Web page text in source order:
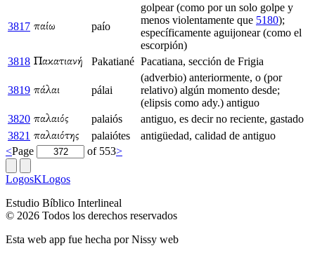
3817 παίω paío
golpear (como por un solo golpe y
menos violentamente que 5180);
específicamente aguijonear (como el
escorpión)
3818 Πακατιανή Pakatiané Pacatiana, sección de Frigia
3819 πάλαι pálai
(adverbio) anteriormente, o (por
relativo) algún momento desde;
(elipsis como ady.) antiguo
3820 παλαιός palaiós
antiguo, es decir no reciente, gastado
3821 παλαιότης palaiótes
antigüedad, calidad de antiguo
<Page of 553>
LogosKLogos
Estudio Bíblico Interlineal
© 2026 Todos los derechos reservados
Esta web app fue hecha porNissy web